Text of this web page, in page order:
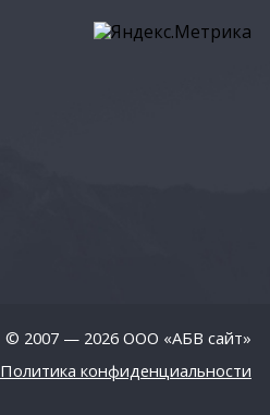
© 2007 — 2026 ООО «АБВ сайт»
Политика конфиденциальности